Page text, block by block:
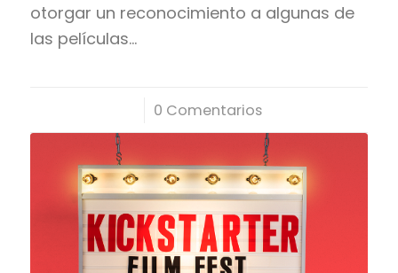
otorgar un reconocimiento a algunas de
las películas…
0 Comentarios